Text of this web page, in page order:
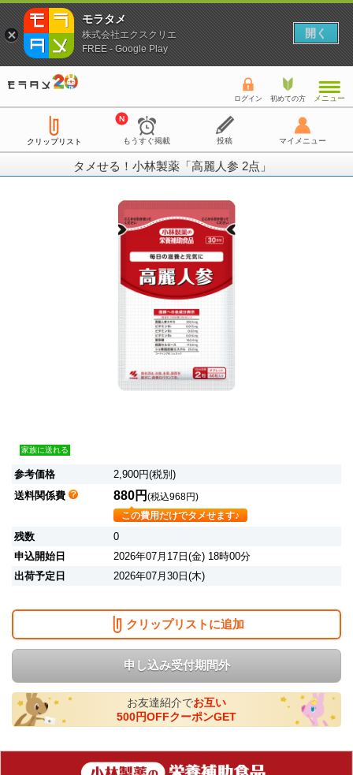
ログイン 初めての方 メニュー
クリップリスト もうすぐ掲載 投稿 マイメニュー
タメせる！小林製薬「高麗人参 2点」
家族に送れる
参考価格
2,900円(税別)
送料関係費
880円 (税込968円)
この費用だけでタメせます♪
残数
0
申込開始日
2026年07月17日(金) 18時00分
出荷予定日
2026年07月30日(木)
クリップリストに追加
申し込み受付期間外
お友達紹介でお互い
500円OFFクーポンGET
モラタメ
株式会社エクスクリエ
FREE - Google Play
開く